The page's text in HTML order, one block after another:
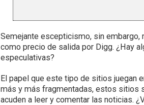
Semejante escepticismo, sin embargo,
como precio de salida por Digg. ¿Hay
especulativas?
El papel que este tipo de sitios juegan
más y más fragmentadas, estos sitios
acuden a leer y comentar las noticias.